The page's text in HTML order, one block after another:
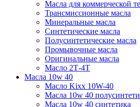
Масла для коммерческой
Трансмиссионные масла
Минеральные масла
Синтетические масла
Полусинтетические масла
Промывочные масла
Оригинальные масла
Масло 2Т-4Т
Масла 10w 40
Mасло Kixx 10W-40
Масла 10w 40
Масла 10w 40 синтетика